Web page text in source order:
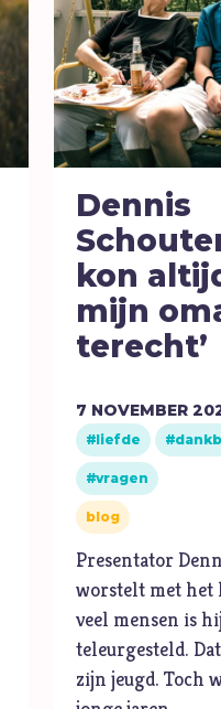
Dennis
kon
mijn
terecht’
7 NOVEMBER
liefde
vragen
blog
Presentator
worstelt met het
veel mensen is hij
teleurgesteld.
zijn jeugd. Toch